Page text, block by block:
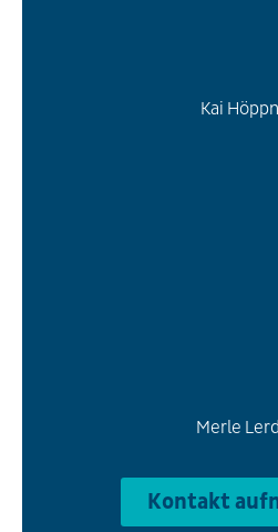
Kai
Merle
Kontakt